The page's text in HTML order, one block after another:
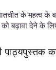
के महत्व के
को बढ़ावा देने के
पाठ्यपुस्तक